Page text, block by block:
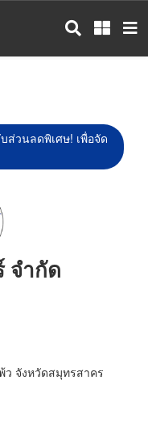
ส่วนลดพิเศษ! เพื่อจัด
จำกัด
ว จังหวัดสมุทรสาคร